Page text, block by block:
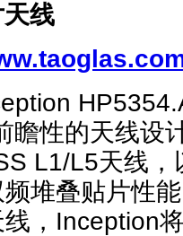
线
瞻性的天线设
L1/L5天线
堆叠贴片性
，Inception